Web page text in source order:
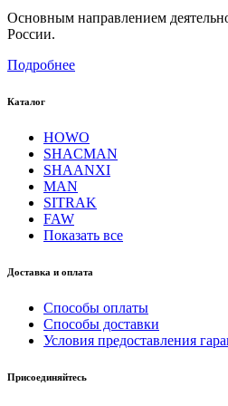
Основным направлением
России.
Подробнее
Каталог
HOWO
SHACMAN
SHAANXI
MAN
SITRAK
FAW
Показать все
Доставка и оплата
Способы оплаты
Способы доставки
Условия предоставления
Присоединяйтесь